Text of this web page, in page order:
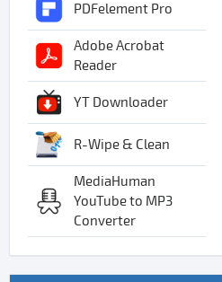
PDFelement Pro
Adobe Acrobat
Reader
YT Downloader
R-Wipe & Clean
MediaHuman
YouTube to MP3
Converter